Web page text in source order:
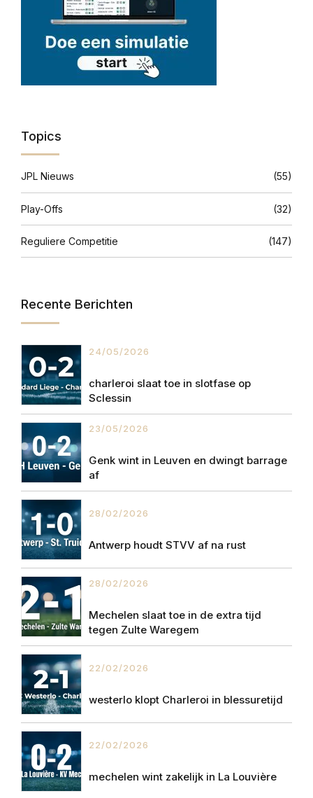
Topics
JPL Nieuws (55)
Play-Offs (32)
Reguliere Competitie (147)
Recente Berichten
24/05/2026
charleroi slaat toe in slotfase op
Sclessin
23/05/2026
Genk wint in Leuven en dwingt barrage
af
28/02/2026
Antwerp houdt STVV af na rust
28/02/2026
Mechelen slaat toe in de extra tijd
tegen Zulte Waregem
22/02/2026
westerlo klopt Charleroi in blessuretijd
22/02/2026
mechelen wint zakelijk in La Louvière